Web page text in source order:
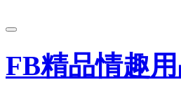
FB精品情趣